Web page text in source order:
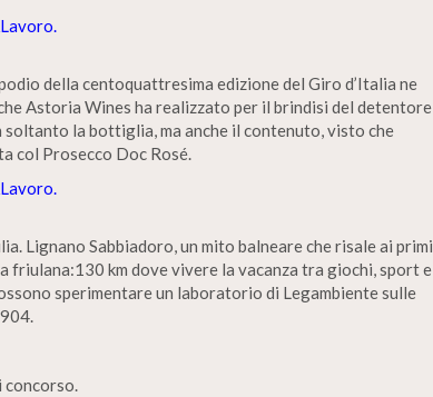
della centoquattresima edizione del Giro d’Italia ne
Astoria Wines ha realizzato per il brindisi del detentore
soltanto la bottiglia, ma anche il contenuto, visto che
col Prosecco Doc Rosé.
Lignano Sabbiadoro, un mito balneare che risale ai primi
friulana:130 km dove vivere la vacanza tra giochi, sport e
sperimentare un laboratorio di Legambiente sulle
concorso.